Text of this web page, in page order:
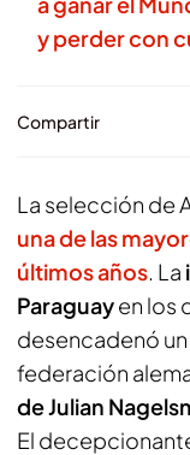
y perder con
Compartir
La selección de
una de las
últimos años. La
Paraguayen los
desencadenó
federación
de Julian
El